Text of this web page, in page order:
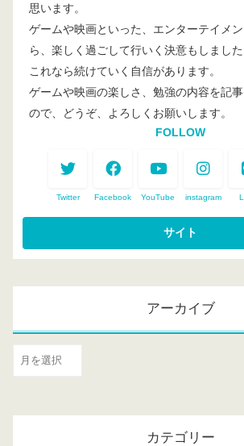
思います。
ゲームや映画といった、エンターテイメ
ら、楽しく過ごして行いく決意もしました
これなら続けていく自信があります。
ゲームや映画の楽しさ、勉強の内容を記
ので、どうぞ、よろしくお願いします。
FOLLOW
Twitter Facebook YouTube instagram
アーカイブ
ア
ー
イ
カテゴリー